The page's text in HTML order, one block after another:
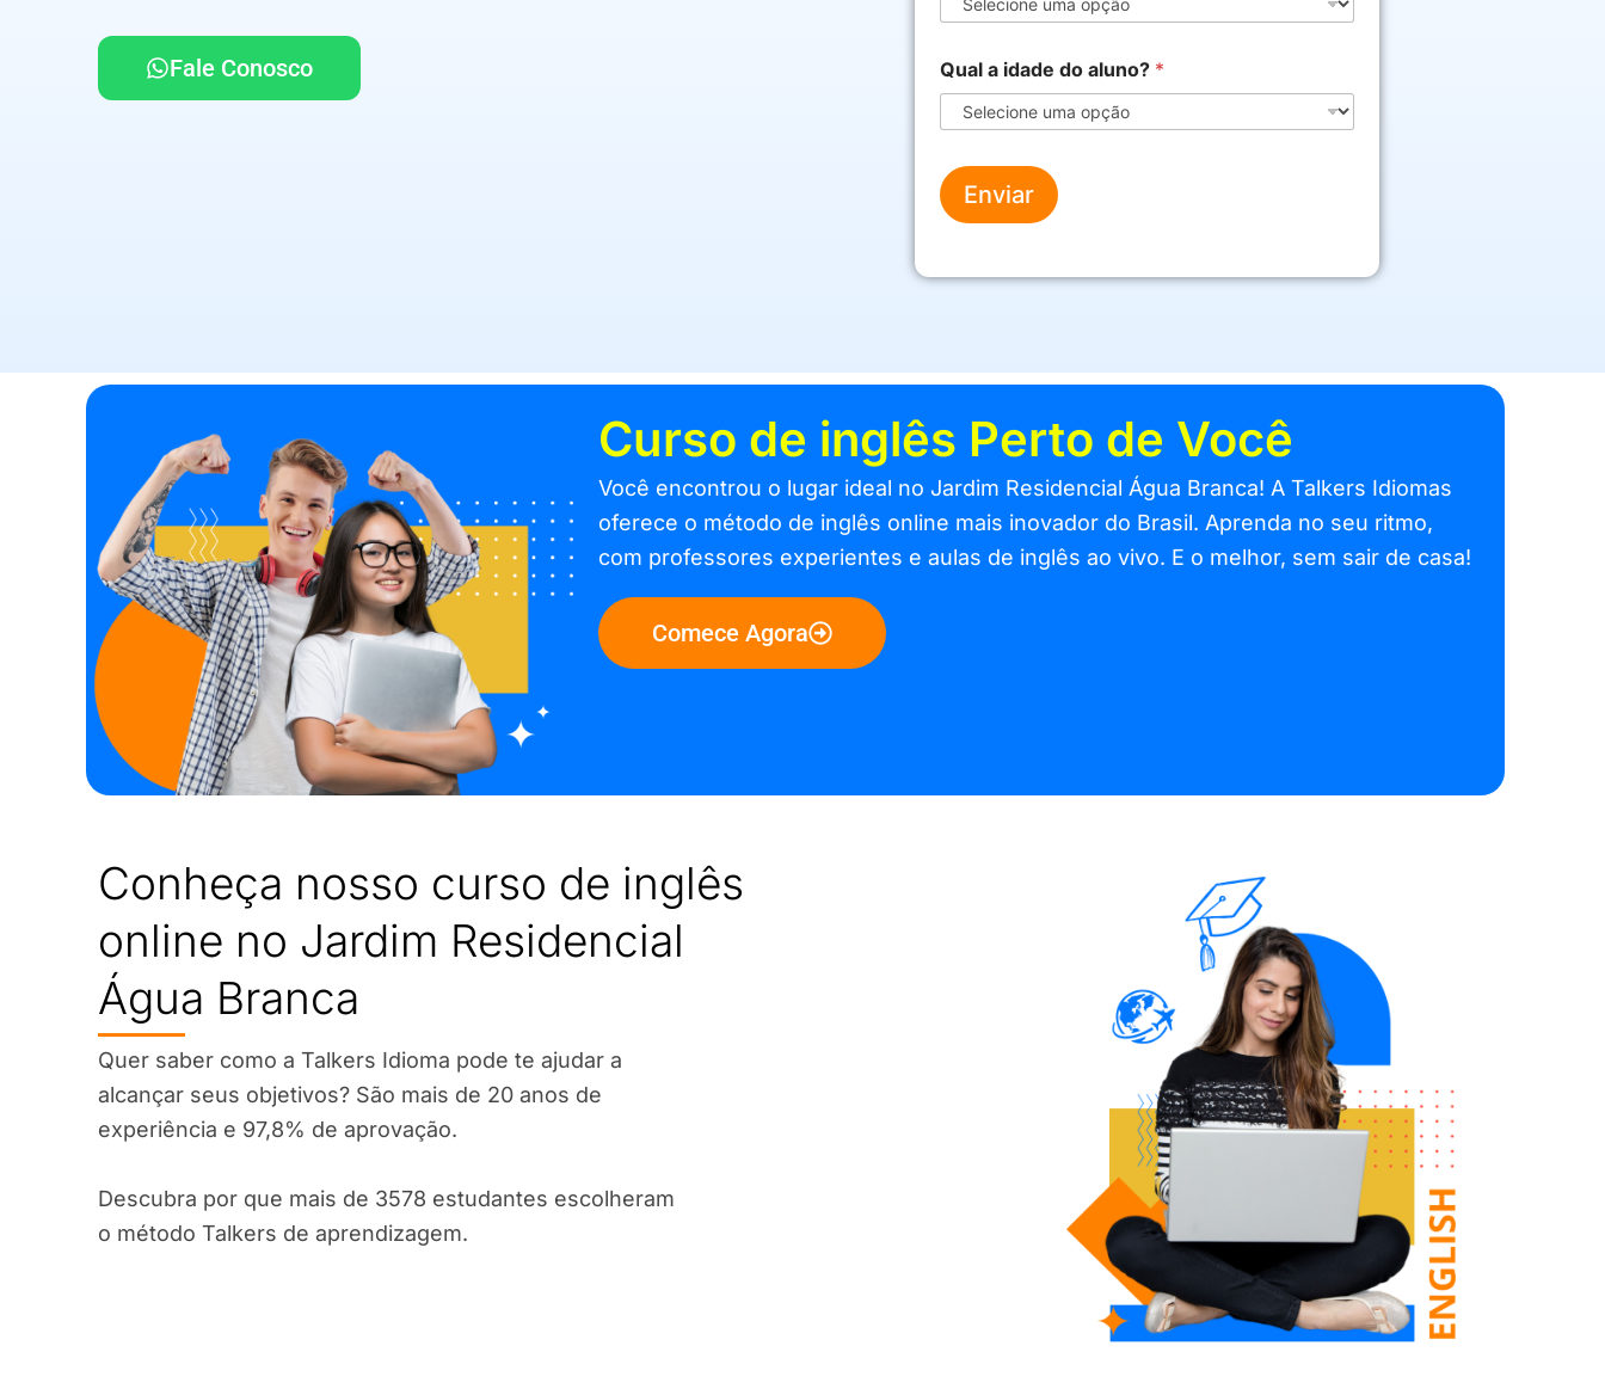
Fale Conosco
?
Q
u
a
*
Qual a idade do aluno? *
Enviar
Curso de inglês Perto de Você
Você encontrou o lugar ideal no Jardim Residencial Água Branca! A Talkers Idiomas
oferece o método de inglês online mais inovador do Brasil. Aprenda no seu ritmo,
com professores experientes e aulas de inglês ao vivo. E o melhor, sem sair de casa!
Comece Agora
Conheça nosso curso de inglês
online no Jardim Residencial
Água Branca
Quer saber como a Talkers Idioma pode te ajudar a
alcançar seus objetivos? São mais de 20 anos de
experiência e 97,8% de aprovação.
Descubra por que mais de 3578 estudantes escolheram
o método Talkers de aprendizagem.